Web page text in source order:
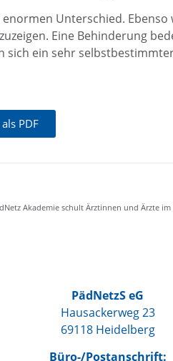
Unterschied. Ebenso
Eine Behinderung
sich ein sehr
PDF
Akademie schult Ärztinnen und Ärzte
PädNetzS eG
Hausackerweg 23
69118 Heidelberg
Büro-/Postanschrift: